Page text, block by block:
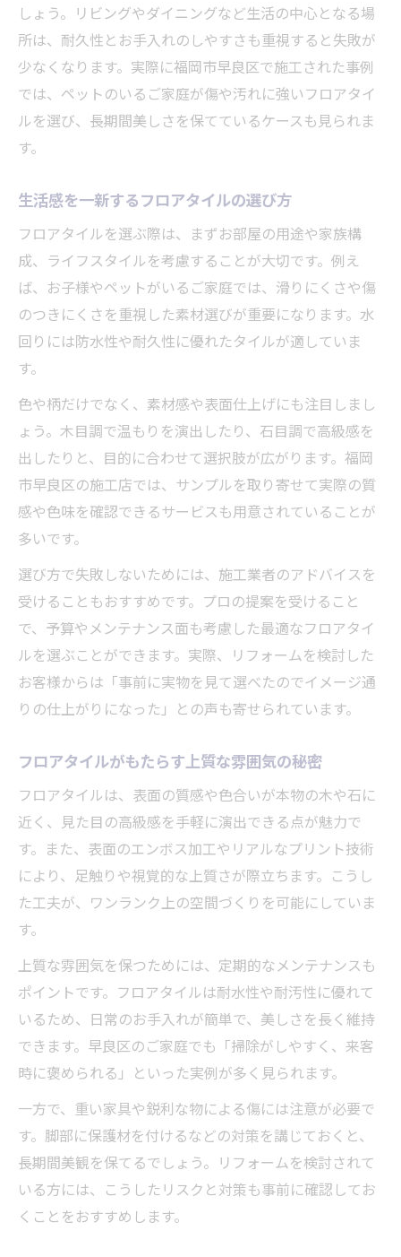
特徴
自分らしい空間に仕上げるフロアタイルの
選定法
フロアタイルで実現する好みのインテリア
スタイル
演出
素材感際立つ床で毎日を豊かに
フロアタイルの素材感で空間に高級感をプ
ラス
フロアタイルで感じる質感が生活を豊かに
おしゃれと実用性を兼ね備えたフロアタイ
ル床
フロアタイルの素材選びが暮らしを彩る理
失敗しないフロアタイル選びのコツ徹底解説
フロアタイル選びで失敗しないための注意
点
長く使えるフロアタイルの選定ポイントと
は
フロアタイル選びで意識したい機能性と実
フロアタイル導入前に押さえたい比較のコ
ツ
フロアタイル選びの落とし穴とその対策法
理想のお部屋を叶えるリフォーム体験談
フロアタイルで実現した理想空間の成功事
例
体験
フロアタイルリフォームの満足ポイントを
紹介
フロアタイルで叶える快適な住まいの実例
しょう。リビングやダイニングなど生活の中心となる場
所は、耐久性とお手入れのしやすさも重視すると失敗が
少なくなります。実際に福岡市早良区で施工された事例
では、ペットのいるご家庭が傷や汚れに強いフロアタイ
ルを選び、長期間美しさを保てているケースも見られま
す。
生活感を一新するフロアタイルの選び方
フロアタイルを選ぶ際は、まずお部屋の用途や家族構
成、ライフスタイルを考慮することが大切です。例え
ば、お子様やペットがいるご家庭では、滑りにくさや傷
のつきにくさを重視した素材選びが重要になります。水
回りには防水性や耐久性に優れたタイルが適していま
す。
色や柄だけでなく、素材感や表面仕上げにも注目しまし
ょう。木目調で温もりを演出したり、石目調で高級感を
出したりと、目的に合わせて選択肢が広がります。福岡
市早良区の施工店では、サンプルを取り寄せて実際の質
感や色味を確認できるサービスも用意されていることが
多いです。
選び方で失敗しないためには、施工業者のアドバイスを
受けることもおすすめです。プロの提案を受けること
で、予算やメンテナンス面も考慮した最適なフロアタイ
ルを選ぶことができます。実際、リフォームを検討した
お客様からは「事前に実物を見て選べたのでイメージ通
りの仕上がりになった」との声も寄せられています。
フロアタイルがもたらす上質な雰囲気の秘密
フロアタイルは、表面の質感や色合いが本物の木や石に
近く、見た目の高級感を手軽に演出できる点が魅力で
す。また、表面のエンボス加工やリアルなプリント技術
により、足触りや視覚的な上質さが際立ちます。こうし
た工夫が、ワンランク上の空間づくりを可能にしていま
す。
上質な雰囲気を保つためには、定期的なメンテナンスも
ポイントです。フロアタイルは耐水性や耐汚性に優れて
いるため、日常のお手入れが簡単で、美しさを長く維持
できます。早良区のご家庭でも「掃除がしやすく、来客
時に褒められる」といった実例が多く見られます。
一方で、重い家具や鋭利な物による傷には注意が必要で
す。脚部に保護材を付けるなどの対策を講じておくと、
長期間美観を保てるでしょう。リフォームを検討されて
いる方には、こうしたリスクと対策も事前に確認してお
くことをおすすめします。